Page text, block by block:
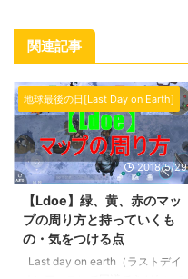
関連記事
地球最後の日[Last Day on Earth]
2018/5/29
【Ldoe】緑、黄、赤のマッ
プの周り方と持っていくも
の・気をつける点
Last day on earth（ラストデイ